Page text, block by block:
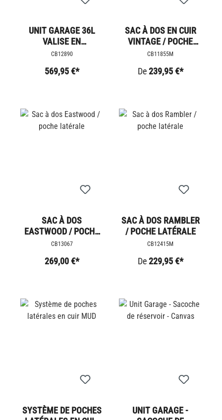
UNIT GARAGE 36L
VALISE EN
ALUMINIUM
CB12890
569,95 €*
SAC À DOS EN CUIR
VINTAGE / POCHE
LATÉRALE
CB11855M
De239,95 €*
SAC À DOS
EASTWOOD / POCHE
LATÉRALE
CB13067
269,00 €*
SAC À DOS RAMBLER
/ POCHE LATÉRALE
CB12415M
De229,95 €*
SYSTÈME DE POCHES
UNIT GARAGE -